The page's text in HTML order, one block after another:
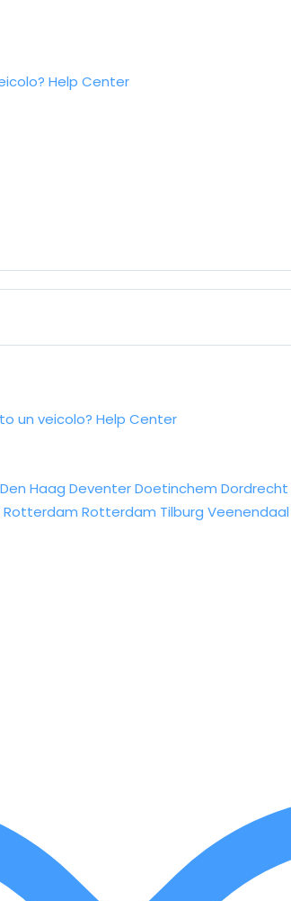
Help Center
un veicolo? Help Center
Den Haag DeventerDoetinchem Dordrecht
Rotterdam Rotterdam Tilburg Veenendaal